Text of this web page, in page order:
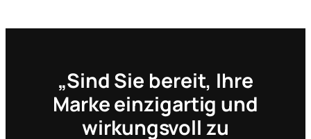
„Sind Sie bereit, Ihre
Marke einzigartig und
wirkungsvoll zu